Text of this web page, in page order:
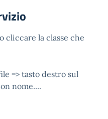
cliccare la classe che
=> tasto destro sul
nome....